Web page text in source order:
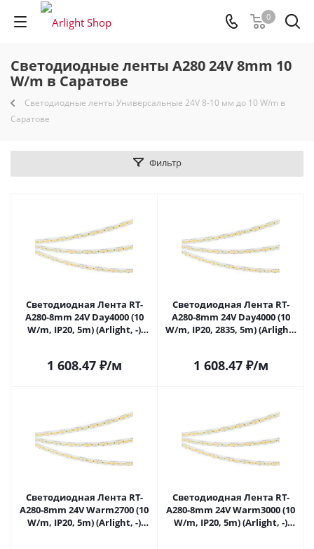
0
Светодиодные ленты A280 24V 8mm 10
W/m в Саратове
Светодиодные ленты Универсальные 24V 8-10 мм до 10 W/m в
Саратове
Фильтр
Светодиодная Лента RT-
A280-8mm 24V Day4000 (10
W/m, IP20, 5m) (Arlight, -)
1 608.47₽/м
Светодиодная Лента RT-
A280-8mm 24V Day4000 (10
W/m, IP20, 2835, 5m) (Arlight,
1 608.47₽/м
Светодиодная Лента RT-
A280-8mm 24V Warm2700 (10
W/m, IP20, 5m) (Arlight, -)
Светодиодная Лента RT-
A280-8mm 24V Warm3000 (10
W/m, IP20, 5m) (Arlight, -)